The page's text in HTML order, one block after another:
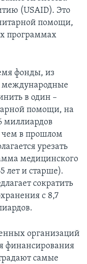
(USAID). Это
помощи,
программах
фонды, из
международные
в один ­–
помощи, на
миллиардов
чем в прошлом
урезать
медицинского
лет и старше).
сократить
с 8,7
организаций
финансирования
самые